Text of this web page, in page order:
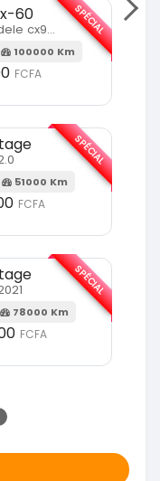
60
Cx-60 modele cx9 full option
100000 Km
FCFA
SPÉCIAL
51000 Km
FCFA
SPÉCIAL
78000 Km
FCFA
SPÉCIAL